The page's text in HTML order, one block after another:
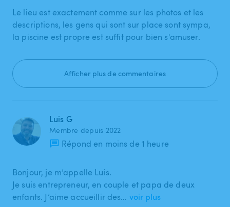
Le lieu est exactement comme sur les photos et les
descriptions, les gens qui sont sur place sont sympa,
la piscine est propre est suffit pour bien s'amuser.
Afficher plus de commentaires
Luis G
Membre depuis 2022
Répond en moins de 1 heure
Bonjour, je m’appelle Luis.
Je suis entrepreneur, en couple et papa de deux
enfants. J’aime accueillir des… voir plus